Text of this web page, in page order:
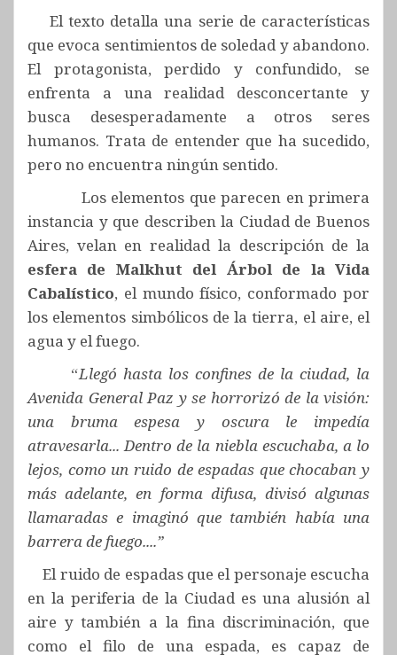
El texto detalla una serie de características
que evoca sentimientos de soledad y abandono.
El protagonista, perdido y confundido, se
enfrenta a una realidad desconcertante y
busca desesperadamente a otros seres
humanos. Trata de entender que ha sucedido,
pero no encuentra ningún sentido.
Los elementos que parecen en primera
instancia y que describen la Ciudad de Buenos
Aires, velan en realidad la descripción de la
esfera de Malkhut del Árbol de la Vida
Cabalístico, el mundo físico, conformado por
los elementos simbólicos de la tierra, el aire, el
agua y el fuego.
“Llegó hasta los confines de la ciudad, la
Avenida General Paz y se horrorizó de la visión:
una bruma espesa y oscura le impedía
atravesarla... Dentro de la niebla escuchaba, a lo
lejos, como un ruido de espadas que chocaban y
más adelante, en forma difusa, divisó algunas
llamaradas e imaginó que también había una
barrera de fuego....”
El ruido de espadas que el personaje escucha
en la periferia de la Ciudad es una alusión al
aire y también a la fina discriminación, que
como el filo de una espada, es capaz de